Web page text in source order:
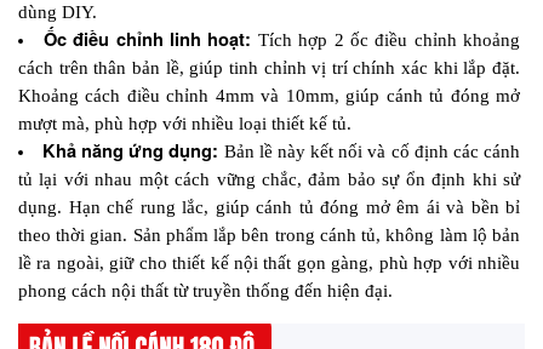
dùng DIY.
Ốc điều chỉnh linh hoạt: Tích hợp 2 ốc điều chỉnh khoảng
cách trên thân bản lề, giúp tinh chỉnh vị trí chính xác khi lắp đặt.
Khoảng cách điều chỉnh 4mm và 10mm, giúp cánh tủ đóng mở
mượt mà, phù hợp với nhiều loại thiết kế tủ.
Khả năng ứng dụng: Bản lề này kết nối và cố định các cánh
tủ lại với nhau một cách vững chắc, đảm bảo sự ổn định khi sử
dụng. Hạn chế rung lắc, giúp cánh tủ đóng mở êm ái và bền bỉ
theo thời gian. Sản phẩm lắp bên trong cánh tủ, không làm lộ bản
lề ra ngoài, giữ cho thiết kế nội thất gọn gàng, phù hợp với nhiều
phong cách nội thất từ truyền thống đến hiện đại.